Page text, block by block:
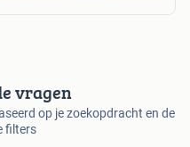
vragen
op je zoekopdracht en de
filters